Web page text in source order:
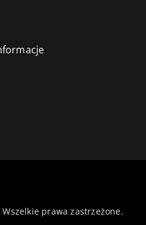
prawa zastrzeżone.